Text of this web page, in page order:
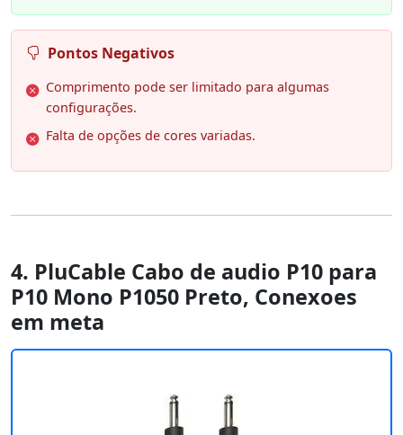
Pontos Negativos
Comprimento pode ser limitado para algumas
configurações.
Falta de opções de cores variadas.
4. PluCable Cabo de audio P10 para
P10 Mono P1050 Preto, Conexoes
em meta